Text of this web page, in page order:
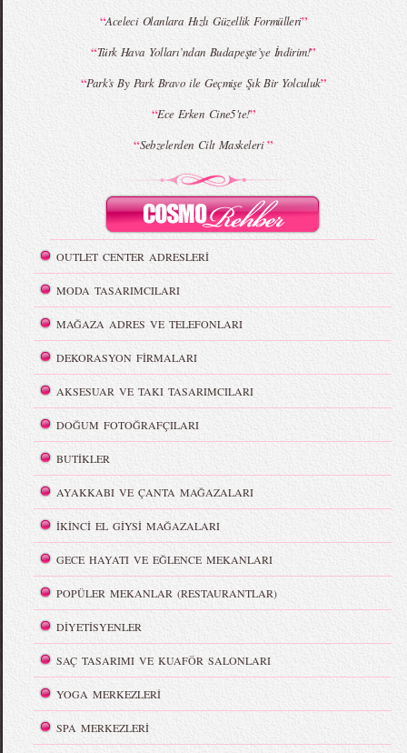
“Aceleci Olanlara Hızlı Güzellik Formülleri”
“Türk Hava Yolları’ndan Budapeşte’ye İndirim!”
“Park’s By Park Bravo ile Geçmişe Şık Bir Yolculuk”
“Ece Erken Cine5'te!”
“Sebzelerden Cilt Maskeleri”
OUTLET CENTER ADRESLERİ
MODA TASARIMCILARI
MAĞAZA ADRES VE TELEFONLARI
DEKORASYON FİRMALARI
AKSESUAR VE TAKI TASARIMCILARI
DOĞUM FOTOĞRAFÇILARI
BUTİKLER
AYAKKABI VE ÇANTA MAĞAZALARI
İKİNCİ EL GİYSİ MAĞAZALARI
GECE HAYATI VE EĞLENCE MEKANLARI
POPÜLER MEKANLAR (RESTAURANTLAR)
DİYETİSYENLER
SAÇ TASARIMI VE KUAFÖR SALONLARI
YOGA MERKEZLERİ
SPA MERKEZLERİ